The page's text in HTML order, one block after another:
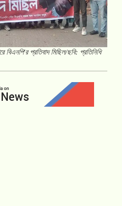
বিএনপি'র প্রতিবাদ মিছিল/ছবি: প্রতিনিধি